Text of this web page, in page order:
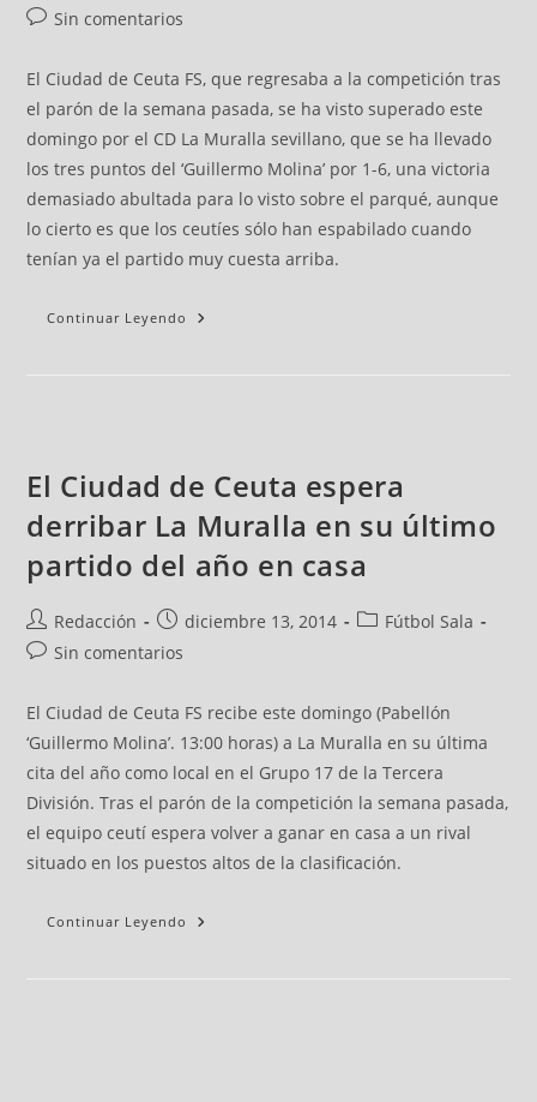
Sin comentarios
El Ciudad de Ceuta FS, que regresaba a la competición tras
el parón de la semana pasada, se ha visto superado este
domingo por el CD La Muralla sevillano, que se ha llevado
los tres puntos del ‘Guillermo Molina’ por 1-6, una victoria
demasiado abultada para lo visto sobre el parqué, aunque
lo cierto es que los ceutíes sólo han espabilado cuando
tenían ya el partido muy cuesta arriba.
Continuar Leyendo
El Ciudad de Ceuta espera
derribar La Muralla en su último
partido del año en casa
Redacción diciembre 13, 2014
Fútbol Sala
Sin comentarios
El Ciudad de Ceuta FS recibe este domingo (Pabellón
‘Guillermo Molina’. 13:00 horas) a La Muralla en su última
cita del año como local en el Grupo 17 de la Tercera
División. Tras el parón de la competición la semana pasada,
el equipo ceutí espera volver a ganar en casa a un rival
situado en los puestos altos de la clasificación.
Continuar Leyendo